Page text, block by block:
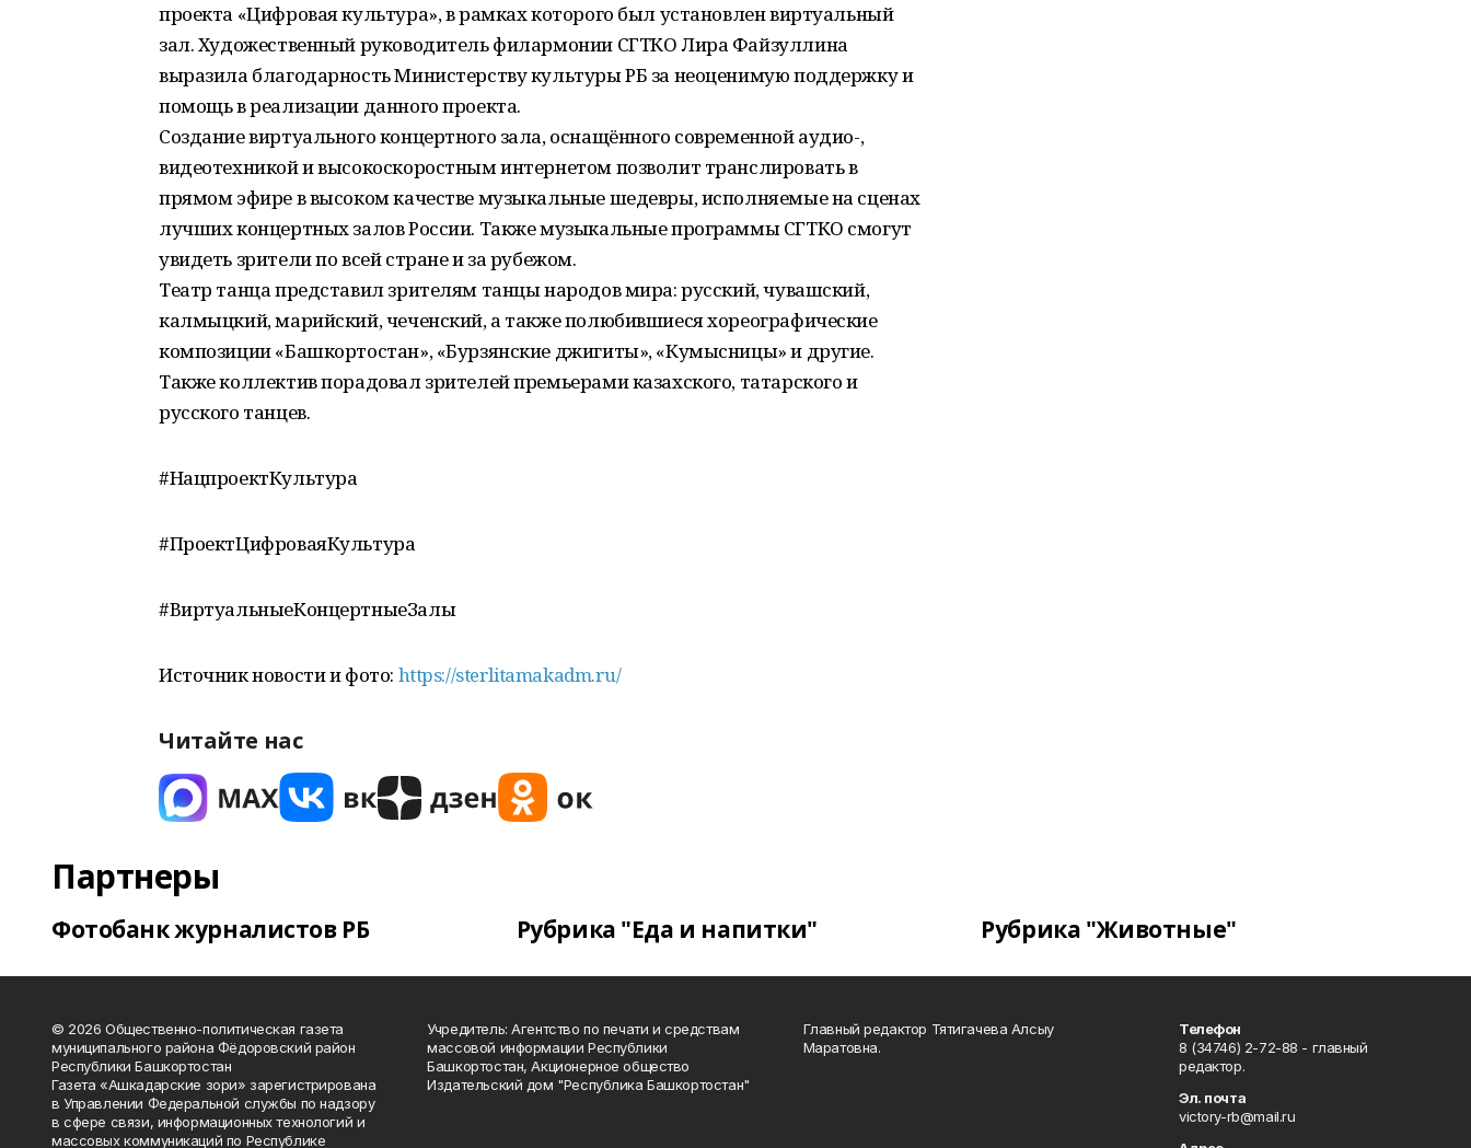
проекта «Цифровая культура», в рамках которого был установлен виртуальный
зал. Художественный руководитель филармонии СГТКО Лира Файзуллина
выразила благодарность Министерству культуры РБ за неоценимую поддержку и
помощь в реализации данного проекта.
Создание виртуального концертного зала, оснащённого современной аудио-,
видеотехникой и высокоскоростным интернетом позволит транслировать в
прямом эфире в высоком качестве музыкальные шедевры, исполняемые на сценах
лучших концертных залов России. Также музыкальные программы СГТКО смогут
увидеть зрители по всей стране и за рубежом.
Театр танца представил зрителям танцы народов мира: русский, чувашский,
калмыцкий, марийский, чеченский, а также полюбившиеся хореографические
композиции «Башкортостан», «Бурзянские джигиты», «Кумысницы» и другие.
Также коллектив порадовал зрителей премьерами казахского, татарского и
русского танцев.
#НацпроектКультура
#ПроектЦифроваяКультура
#ВиртуальныеКонцертныеЗалы
Источник новости и фото: https://sterlitamakadm.ru/
Читайте нас
Партнеры
Фотобанк журналистов РБ Рубрика "Еда и напитки" Рубрика "Животные"
© 2026 Общественно-политическая газета
муниципального района Фёдоровский район
Республики Башкортостан
Газета «Ашкадарские зори» зарегистрирована
в Управлении Федеральной службы по надзору
в сфере связи, информационных технологий и
массовых коммуникаций по Республике
Учредитель: Агентство по печати и средствам
массовой информации Республики
Башкортостан, Акционерное общество
Издательский дом "Республика Башкортостан"
Главный редактор Тятигачева Алсыу
Маратовна.
Телефон
8 (34746) 2-72-88 - главный
редактор.
Эл. почта
victory-rb@mail.ru